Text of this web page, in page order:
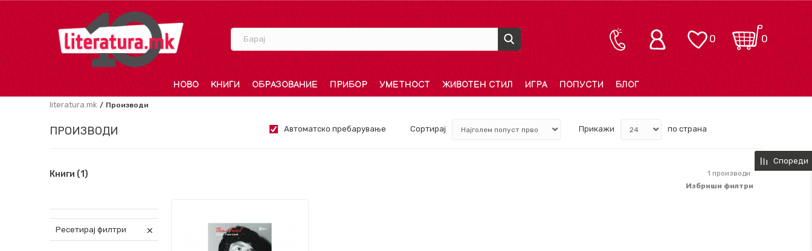
Барај 0
0
НОВО КНИГИ ОБРАЗОВАНИЕ ПРИБОР УМЕТНОСТ ЖИВОТЕН СТИЛ ИГРА ПОПУСТИ БЛОГ
literatura.mk Производи
ПРОИЗВОДИ Автоматско пребарување Сортирај Прикажи по страна
Книги (1)
Ресетирај филтри
1 производи
Избриши филтри
Спореди